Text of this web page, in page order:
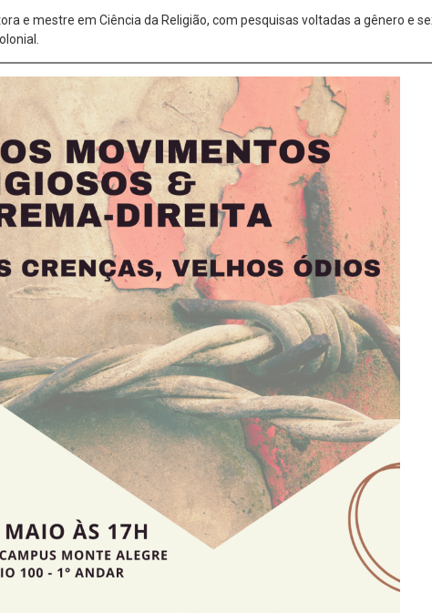
e mestre em Ciência da Religião, com pesquisas voltadas a gênero e